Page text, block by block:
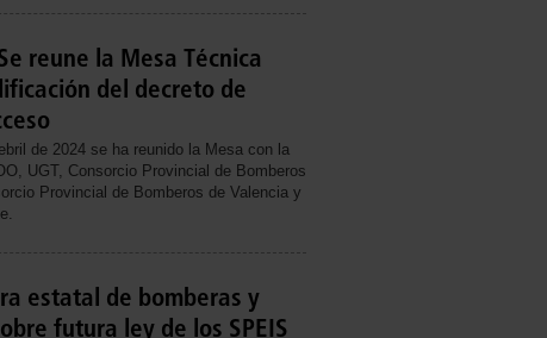
reune la Mesa Técnica
del decreto de
de 2024 se ha reunido la Mesa con la
UGT, Consorcio Provincial de Bomberos
Provincial de Bomberos de Valencia y
estatal de bomberas y
futura ley de los SPEIS